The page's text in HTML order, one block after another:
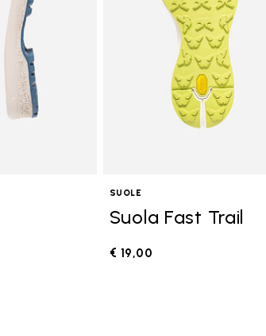
SUOLE
Suola Fast Trail
€ 19,00